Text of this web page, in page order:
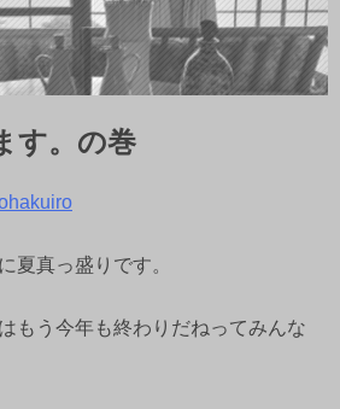
す。の巻
夏真っ盛りです。
もう今年も終わりだねってみんな